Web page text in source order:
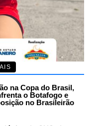
na Copa do Brasil,
o Botafogo e
no Brasileirão